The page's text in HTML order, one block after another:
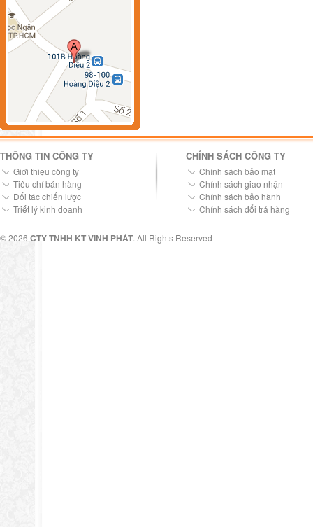
THÔNG TIN CÔNG TY
Giới thiệu công ty
Tiêu chí bán hàng
Đối tác chiến lược
Triết lý kinh doanh
CHÍNH SÁCH CÔNG TY
Chính sách bảo mật
Chính sách giao nhận
Chính sách bảo hành
Chính sách đổi trả hàng
© 2026 CTY TNHH KT VINH PHÁT. All Rights Reserved